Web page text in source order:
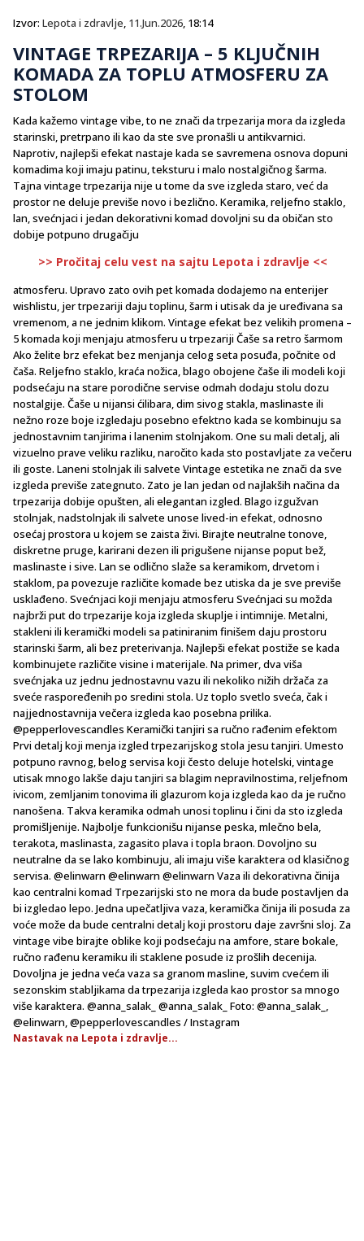
Izvor: Lepota i zdravlje, 11.Jun.2026, 18:14
VINTAGE TRPEZARIJA – 5 KLJUČNIH
KOMADA ZA TOPLU ATMOSFERU ZA
STOLOM
Kada kažemo vintage vibe, to ne znači da trpezarija mora da izgleda
starinski, pretrpano ili kao da ste sve pronašli u antikvarnici.
Naprotiv, najlepši efekat nastaje kada se savremena osnova dopuni
komadima koji imaju patinu, teksturu i malo nostalgičnog šarma.
Tajna vintage trpezarija nije u tome da sve izgleda staro, već da
prostor ne deluje previše novo i bezlično. Keramika, reljefno staklo,
lan, svećnjaci i jedan dekorativni komad dovoljni su da običan sto
dobije potpuno drugačiju
>> Pročitaj celu vest na sajtu Lepota i zdravlje <<
atmosferu. Upravo zato ovih pet komada dodajemo na enterijer
wishlistu, jer trpezariji daju toplinu, šarm i utisak da je uređivana sa
vremenom, a ne jednim klikom. Vintage efekat bez velikih promena –
5 komada koji menjaju atmosferu u trpezariji Čaše sa retro šarmom
Ako želite brz efekat bez menjanja celog seta posuđa, počnite od
čaša. Reljefno staklo, kraća nožica, blago obojene čaše ili modeli koji
podsećaju na stare porodične servise odmah dodaju stolu dozu
nostalgije. Čaše u nijansi ćilibara, dim sivog stakla, maslinaste ili
nežno roze boje izgledaju posebno efektno kada se kombinuju sa
jednostavnim tanjirima i lanenim stolnjakom. One su mali detalj, ali
vizuelno prave veliku razliku, naročito kada sto postavljate za večeru
ili goste. Laneni stolnjak ili salvete Vintage estetika ne znači da sve
izgleda previše zategnuto. Zato je lan jedan od najlakših načina da
trpezarija dobije opušten, ali elegantan izgled. Blago izgužvan
stolnjak, nadstolnjak ili salvete unose lived-in efekat, odnosno
osećaj prostora u kojem se zaista živi. Birajte neutralne tonove,
diskretne pruge, karirani dezen ili prigušene nijanse poput bež,
maslinaste i sive. Lan se odlično slaže sa keramikom, drvetom i
staklom, pa povezuje različite komade bez utiska da je sve previše
usklađeno. Svećnjaci koji menjaju atmosferu Svećnjaci su možda
najbrži put do trpezarije koja izgleda skuplje i intimnije. Metalni,
stakleni ili keramički modeli sa patiniranim finišem daju prostoru
starinski šarm, ali bez preterivanja. Najlepši efekat postiže se kada
kombinujete različite visine i materijale. Na primer, dva viša
svećnjaka uz jednu jednostavnu vazu ili nekoliko nižih držača za
sveće raspoređenih po sredini stola. Uz toplo svetlo sveća, čak i
najjednostavnija večera izgleda kao posebna prilika.
@pepperlovescandles Keramički tanjiri sa ručno rađenim efektom
Prvi detalj koji menja izgled trpezarijskog stola jesu tanjiri. Umesto
potpuno ravnog, belog servisa koji često deluje hotelski, vintage
utisak mnogo lakše daju tanjiri sa blagim nepravilnostima, reljefnom
ivicom, zemljanim tonovima ili glazurom koja izgleda kao da je ručno
nanošena. Takva keramika odmah unosi toplinu i čini da sto izgleda
promišljenije. Najbolje funkcionišu nijanse peska, mlečno bela,
terakota, maslinasta, zagasito plava i topla braon. Dovoljno su
neutralne da se lako kombinuju, ali imaju više karaktera od klasičnog
servisa. @elinwarn @elinwarn @elinwarn Vaza ili dekorativna činija
kao centralni komad Trpezarijski sto ne mora da bude postavljen da
bi izgledao lepo. Jedna upečatljiva vaza, keramička činija ili posuda za
voće može da bude centralni detalj koji prostoru daje završni sloj. Za
vintage vibe birajte oblike koji podsećaju na amfore, stare bokale,
ručno rađenu keramiku ili staklene posude iz prošlih decenija.
Dovoljna je jedna veća vaza sa granom masline, suvim cvećem ili
sezonskim stabljikama da trpezarija izgleda kao prostor sa mnogo
više karaktera. @anna_salak_ @anna_salak_ Foto: @anna_salak_,
@elinwarn, @pepperlovescandles / Instagram
Nastavak na Lepota i zdravlje...